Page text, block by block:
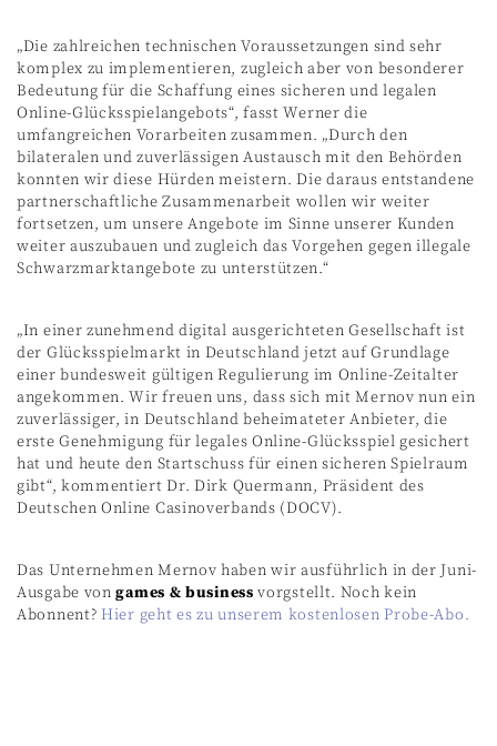
„Die zahlreichen technischen Voraussetzungen sind sehr
komplex zu implementieren, zugleich aber von besonderer
Bedeutung für die Schaffung eines sicheren und legalen
Online-Glücksspielangebots“, fasst Werner die
umfangreichen Vorarbeiten zusammen. „Durch den
bilateralen und zuverlässigen Austausch mit den Behörden
konnten wir diese Hürden meistern. Die daraus entstandene
partnerschaftliche Zusammenarbeit wollen wir weiter
fortsetzen, um unsere Angebote im Sinne unserer Kunden
weiter auszubauen und zugleich das Vorgehen gegen illegale
Schwarzmarktangebote zu unterstützen.“
„In einer zunehmend digital ausgerichteten Gesellschaft ist
der Glücksspielmarkt in Deutschland jetzt auf Grundlage
einer bundesweit gültigen Regulierung im Online-Zeitalter
angekommen. Wir freuen uns, dass sich mit Mernov nun ein
zuverlässiger, in Deutschland beheimateter Anbieter, die
erste Genehmigung für legales Online-Glücksspiel gesichert
hat und heute den Startschuss für einen sicheren Spielraum
gibt“, kommentiert Dr. Dirk Quermann, Präsident des
Deutschen Online Casinoverbands (DOCV).
Das Unternehmen Mernov haben wir ausführlich in der Juni-
Ausgabe vongames & businessvorgstellt. Noch kein
Abonnent? Hier geht es zu unserem kostenlosen Probe-Abo.